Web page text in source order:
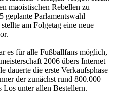
maoistischen Rebellen zu
geplante Parlamentswahl
am Folgetag eine neue
es für alle Fußballfans möglich,
2006 übers Internet
dauerte die erste Verkaufsphase
der zunächst rund 800.000
Los unter allen Bestellern.